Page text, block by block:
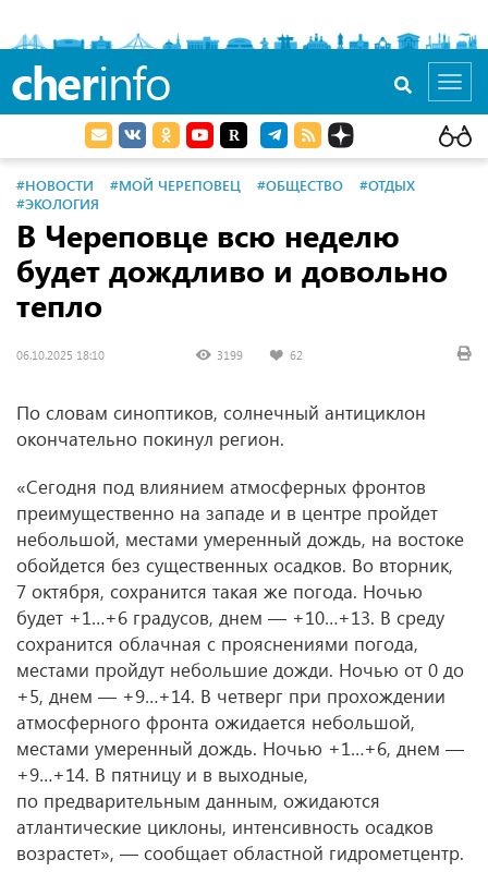
cherinfo
#НОВОСТИ #МОЙ ЧЕРЕПОВЕЦ #ОБЩЕСТВО
#ОТДЫХ
#ЭКОЛОГИЯ
В Череповце всю неделю
будет дождливо и довольно
тепло
06.10.2025 18:10 3199 62
По словам синоптиков, солнечный антициклон
окончательно покинул регион.
«Сегодня под влиянием атмосферных фронтов
преимущественно на западе и в центре пройдет
небольшой, местами умеренный дождь, на востоке
обойдется без существенных осадков. Во вторник,
7 октября, сохранится такая же погода. Ночью
будет +1…+6 градусов, днем — +10…+13. В среду
сохранится облачная с прояснениями погода,
местами пройдут небольшие дожди. Ночью от 0 до
+5, днем — +9…+14. В четверг при прохождении
атмосферного фронта ожидается небольшой,
местами умеренный дождь. Ночью +1…+6, днем —
+9…+14. В пятницу и в выходные,
по предварительным данным, ожидаются
атлантические циклоны, интенсивность осадков
возрастет», — сообщает областной гидрометцентр.